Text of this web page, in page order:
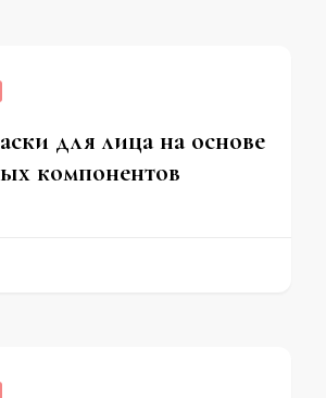
для лица на основе
компонентов